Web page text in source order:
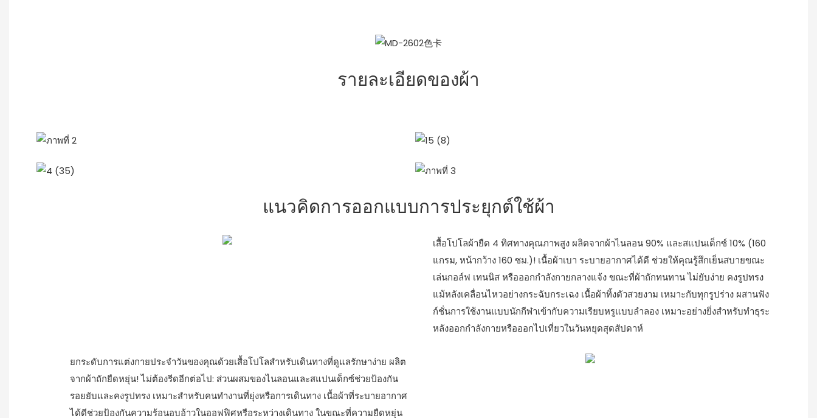
รายละเอียดของผ้า
แนวคิดการออกแบบการประยุกต์ใช้ผ้า
เสื้อโปโลผ้ายืด 4 ทิศทางคุณภาพสูง ผลิตจากผ้าไนลอน 90% และสแปนเด็กซ์ 10% (160
แกรม, หน้ากว้าง 160 ซม.)! เนื้อผ้าเบา ระบายอากาศได้ดี ช่วยให้คุณรู้สึกเย็นสบายขณะ
เล่นกอล์ฟ เทนนิส หรือออกกำลังกายกลางแจ้ง ขณะที่ผ้าถักทนทาน ไม่ยับง่าย คงรูปทรง
แม้หลังเคลื่อนไหวอย่างกระฉับกระเฉง เนื้อผ้าทิ้งตัวสวยงาม เหมาะกับทุกรูปร่าง ผสานฟัง
ก์ชั่นการใช้งานแบบนักกีฬาเข้ากับความเรียบหรูแบบลำลอง เหมาะอย่างยิ่งสำหรับทำธุระ
หลังออกกำลังกายหรือออกไปเที่ยวในวันหยุดสุดสัปดาห์
ยกระดับการแต่งกายประจำวันของคุณด้วยเสื้อโปโลสำหรับเดินทางที่ดูแลรักษาง่าย ผลิต
จากผ้าถักยืดหยุ่น! ไม่ต้องรีดอีกต่อไป: ส่วนผสมของไนลอนและสแปนเด็กซ์ช่วยป้องกัน
รอยยับและคงรูปทรง เหมาะสำหรับคนทำงานที่ยุ่งหรือการเดินทาง เนื้อผ้าที่ระบายอากาศ
ได้ดีช่วยป้องกันความร้อนอบอ้าวในออฟฟิศหรือระหว่างเดินทาง ในขณะที่ความยืดหยุ่น